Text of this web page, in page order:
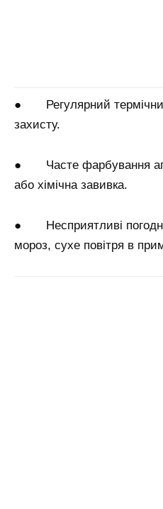
● Регулярний
захисту.
● Часте фарбування
або хімічна завивка.
● Несприятливі
мороз, сухе повітря в